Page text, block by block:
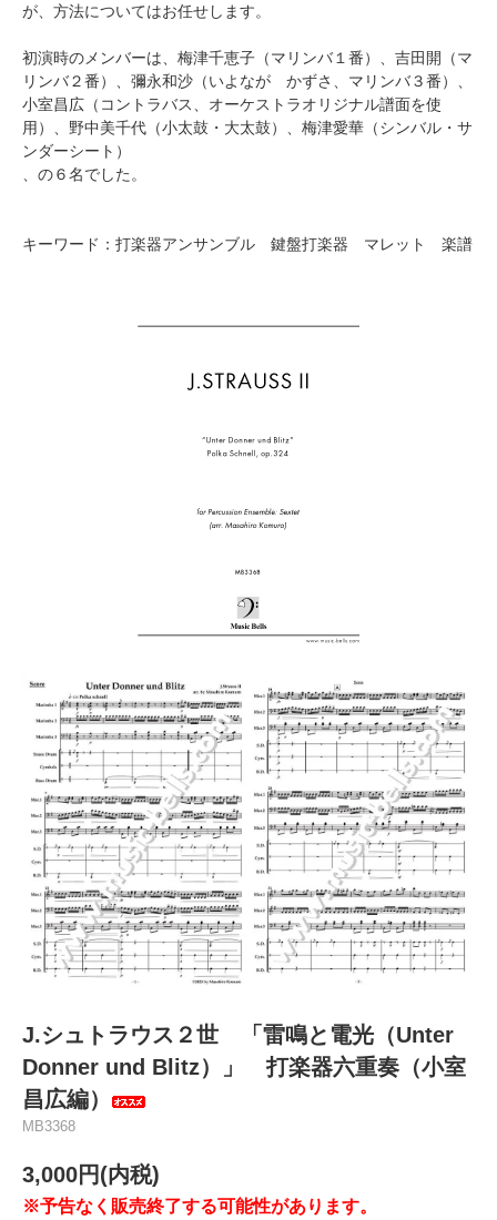
が、方法についてはお任せします。
初演時のメンバーは、梅津千恵子（マリンバ１番）、吉田開（マ
リンバ２番）、彌永和沙（いよなが かずさ、マリンバ３番）、
小室昌広（コントラバス、オーケストラオリジナル譜面を使
用）、野中美千代（小太鼓・大太鼓）、梅津愛華（シンバル・サ
ンダーシート）
、の６名でした。
キーワード：打楽器アンサンブル 鍵盤打楽器 マレット 楽譜
J.シュトラウス２世 「雷鳴と電光（Unter
Donner und Blitz）」 打楽器六重奏（小室
昌広編）
MB3368
3,000円(内税)
※予告なく販売終了する可能性があります。